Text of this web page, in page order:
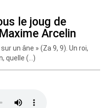
le joug de
Arcelin
un âne » (Za 9, 9). Un roi,
quelle (…)